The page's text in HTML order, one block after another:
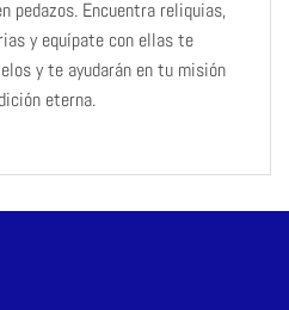
pedazos. Encuentra reliquias,
y equípate con ellas te
y te ayudarán en tu misión
eterna.